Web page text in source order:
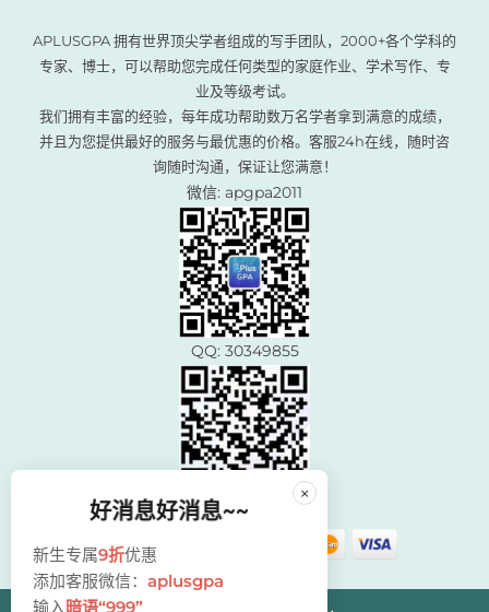
APLUSGPA 拥有世界顶尖学者组成的写手团队，2000+各个学科的
专家、博士，可以帮助您完成任何类型的家庭作业、学术写作、专
业及等级考试。
我们拥有丰富的经验，每年成功帮助数万名学者拿到满意的成绩，
并且为您提供最好的服务与最优惠的价格。客服24h在线，随时咨
询随时沟通，保证让您满意！
微信: apgpa2011
QQ: 30349855
好消息好消息~~
新生专属9折优惠
添加客服微信： aplusgpa
输入暗语“999”
×